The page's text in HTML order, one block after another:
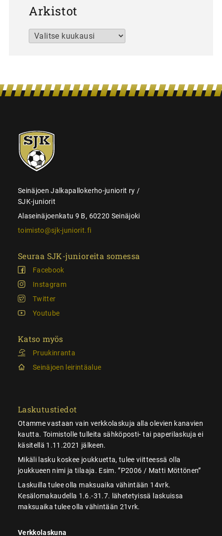
Arkistot
Arkistot
SJK-
juniorit
Seinäjoen Jalkapallokerho-juniorit ry /
SJK-juniorit
Alaseinäjoenkatu 9 B, 60220 Seinäjoki
toimisto@sjk-juniorit.fi
Seuraa SJK-junioreita somessa
Facebook
Instagram
Twitter
Youtube
Katso myös
Pruukinranta
Seinäjoen leirintäalue
Laskutustiedot
Otamme vastaan vain verkkolaskuja alla olevien kanavien
kautta. Toimistolle tulleita sähköposti- tai paperilaskuja ei
käsitellä 1.11.2021 jälkeen.
Mikäli lasku koskee joukkuetta, tulee viitteessä olla
joukkueen nimi ja tilaaja. Esim. ”P2006 / Matti Möttönen”
Laskuilla tulee olla maksuaika vähintään 14vrk.
Kesälomakaudella 1.6.-31.7. lähetetyissä laskuissa
maksuaika tulee olla vähintään 21vrk.
Verkkolaskuna